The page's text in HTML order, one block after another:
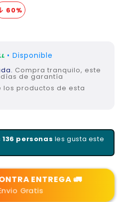
60%
• Disponible
Compra tranquilo, este
de garantía
los productos de esta
136 personas les gusta este
ENTREGA 🚛
Gratis